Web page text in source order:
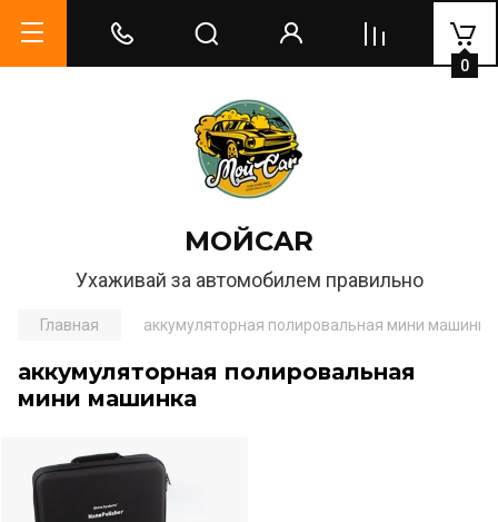
МОЙCAR
Ухаживай за автомобилем правильно
0
Главная аккумуляторная полировальная мини машинка
аккумуляторная полировальная
мини машинка